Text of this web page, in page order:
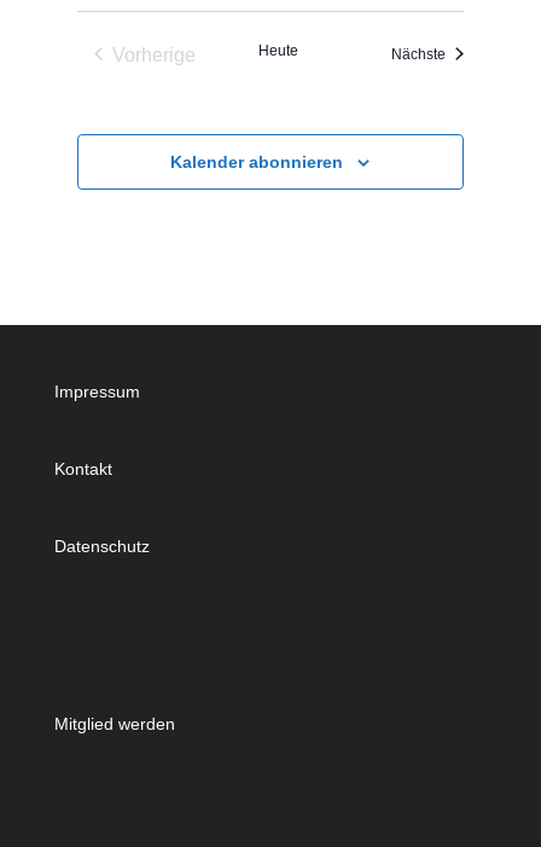
Vorherige
Heute Nächste
Kalender abonnieren
Impressum
Kontakt
Datenschutz
Mitglied werden